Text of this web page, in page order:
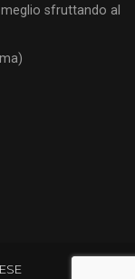
sfruttando al